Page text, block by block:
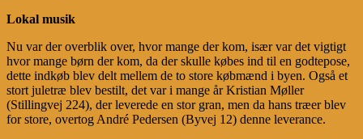
Lokal musik
Nu var der overblik over, hvor mange der kom, især var det vigtigt
hvor mange børn der kom, da der skulle købes ind til en godtepose,
dette indkøb blev delt mellem de to store købmænd i byen. Også et
stort juletræ blev bestilt, det var i mange år Kristian Møller
(Stillingvej 224), der leverede en stor gran, men da hans træer blev
for store, overtog André Pedersen (Byvej 12) denne leverance.